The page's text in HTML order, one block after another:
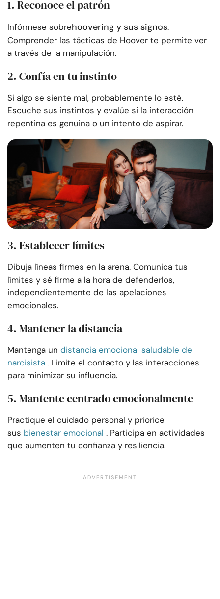
1. Reconoce el patrón
Infórmese sobrehoovering y sus signos.
Comprender las tácticas de Hoover te permite ver
a través de la manipulación.
2. Confía en tu instinto
Si algo se siente mal, probablemente lo esté.
Escuche sus instintos y evalúe si la interacción
repentina es genuina o un intento de aspirar.
3. Establecer límites
Dibuja líneas firmes en la arena. Comunica tus
límites y sé firme a la hora de defenderlos,
independientemente de las apelaciones
emocionales.
4. Mantener la distancia
Mantenga un distancia emocional saludable del
narcisista . Limite el contacto y las interacciones
para minimizar su influencia.
5. Mantente centrado emocionalmente
Practique el cuidado personal y priorice
sus bienestar emocional . Participa en actividades
que aumenten tu confianza y resiliencia.